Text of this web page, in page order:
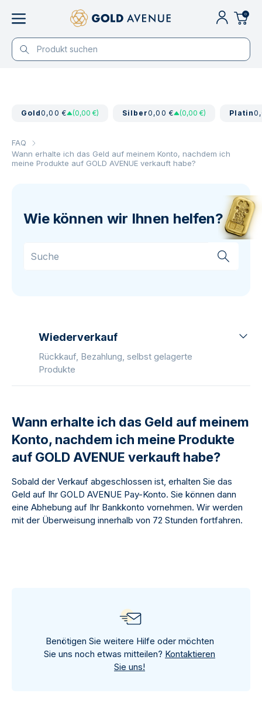
0
Gold0,00 € (0,00 €) Silber0,00 € (0,00 €) Platin
FAQ
Wann erhalte ich das Geld auf meinem Konto, nachdem ich
meine Produkte auf GOLD AVENUE verkauft habe?
Wie können wir Ihnen helfen?
Wiederverkauf
Rückkauf, Bezahlung, selbst gelagerte
Produkte
Wann erhalte ich das Geld auf meinem
Konto, nachdem ich meine Produkte
auf GOLD AVENUE verkauft habe?
Sobald der Verkauf abgeschlossen ist, erhalten Sie das
Geld auf Ihr GOLD AVENUE Pay-Konto. Sie können dann
eine Abhebung auf Ihr Bankkonto vornehmen. Wir werden
mit der Überweisung innerhalb von 72 Stunden fortfahren.
Benötigen Sie weitere Hilfe oder möchten
Sie uns noch etwas mitteilen? Kontaktieren
Sie uns!